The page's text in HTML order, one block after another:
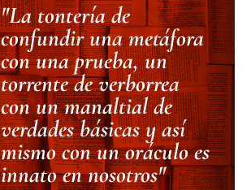
La tontería de
confundir una metáfora
con una prueba, un
torrente de verborrea
con un manaltial de
verdades básicas y así
mismo con un oráculo es
innato en nosotros